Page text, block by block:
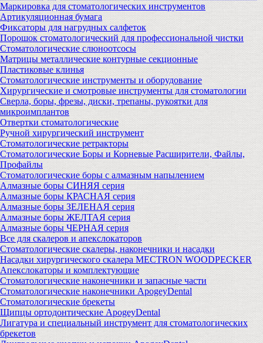
Маркировка для стоматологических инструментов
Артикуляционная бумага
Фиксаторы для нагрудных салфеток
Порошок стоматологический для профессиональной чистки
Стоматологические слюноотсосы
Матрицы металлические контурные секционные
Пластиковые клинья
Стоматологические инструменты и оборудование
Хирургические и смотровые инструменты для стоматологии
Сверла, боры, фрезы, диски, трепаны, рукоятки для
микроимплантов
Отвертки стоматологические
Ручной хирургический инструмент
Стоматологические ретракторы
Стоматологические Боры и Корневые Расширители, Файлы,
Профайлы
Стоматологические боры с алмазным напылением
Алмазные боры СИНЯЯ серия
Алмазные боры КРАСНАЯ серия
Алмазные боры ЗЕЛЕНАЯ серия
Алмазные боры ЖЕЛТАЯ серия
Алмазные боры ЧЕРНАЯ серия
Все для скалеров и апекслокаторов
Стоматологические скалеры, наконечники и насадки
Насадки хирургического скалера MECTRON WOODPECKER
Апекслокаторы и комплектующие
Стоматологические наконечники и запасные части
Стоматологические наконечники ApogeyDental
Стоматологические брекеты
Щипцы ортодонтические ApogeyDental
Лигатура и специальный инструмент для стоматологических
брекетов